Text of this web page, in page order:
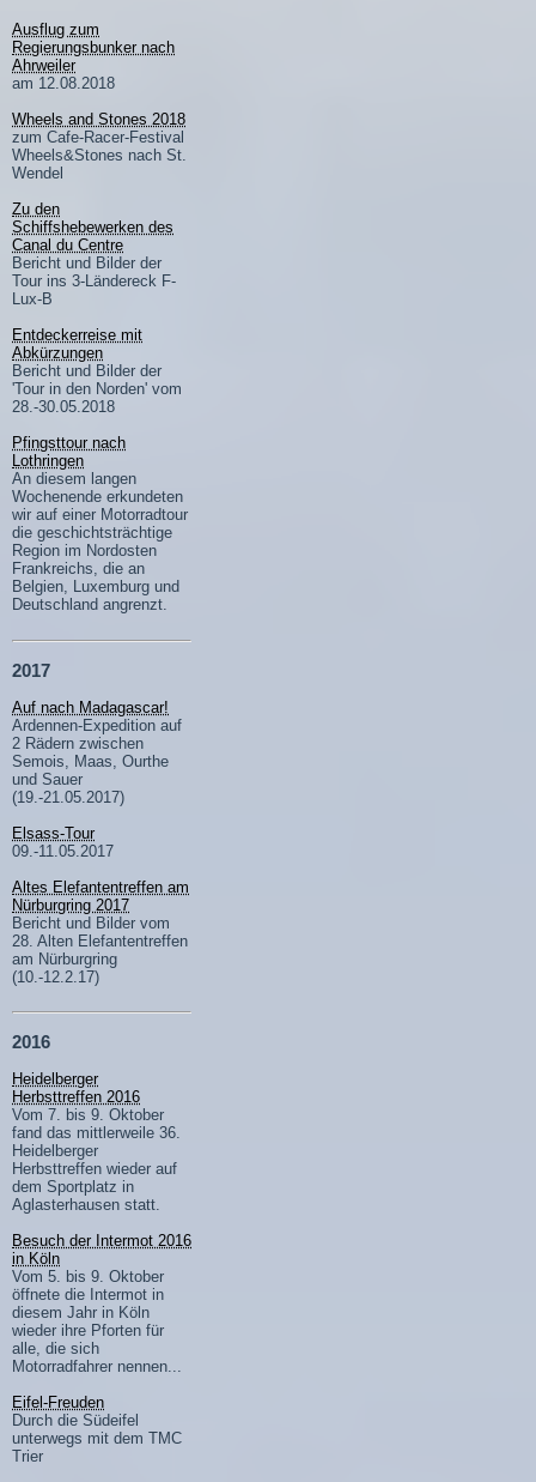
Ausflug zum
Regierungsbunker nach
Ahrweiler
am 12.08.2018
Wheels and Stones 2018
zum Cafe-Racer-Festival
Wheels&Stones nach St.
Wendel
Zu den
Schiffshebewerken des
Canal du Centre
Bericht und Bilder der
Tour ins 3-Ländereck F-
Lux-B
Entdeckerreise mit
Abkürzungen
Bericht und Bilder der
'Tour in den Norden' vom
28.-30.05.2018
Pfingsttour nach
Lothringen
An diesem langen
Wochenende erkundeten
wir auf einer Motorradtour
die geschichtsträchtige
Region im Nordosten
Frankreichs, die an
Belgien, Luxemburg und
Deutschland angrenzt.
2017
Auf nach Madagascar!
Ardennen-Expedition auf
2 Rädern zwischen
Semois, Maas, Ourthe
und Sauer
(19.-21.05.2017)
Elsass-Tour
09.-11.05.2017
Altes Elefantentreffen am
Nürburgring 2017
Bericht und Bilder vom
28. Alten Elefantentreffen
am Nürburgring
(10.-12.2.17)
2016
Heidelberger
Herbsttreffen 2016
Vom 7. bis 9. Oktober
fand das mittlerweile 36.
Heidelberger
Herbsttreffen wieder auf
dem Sportplatz in
Aglasterhausen statt.
Besuch der Intermot 2016
in Köln
Vom 5. bis 9. Oktober
öffnete die Intermot in
diesem Jahr in Köln
wieder ihre Pforten für
alle, die sich
Motorradfahrer nennen...
Eifel-Freuden
Durch die Südeifel
unterwegs mit dem TMC
Trier